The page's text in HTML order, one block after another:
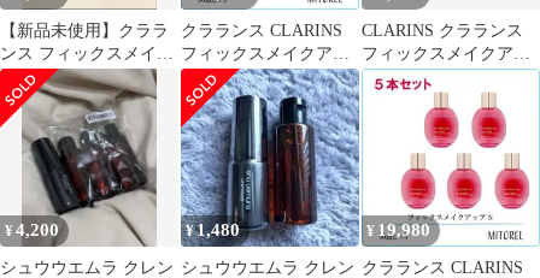
【新品未使用】クララ
ンス フィックスメイク
アップ N 50ml
クラランス CLARINS
フィックスメイクアッ
プ N 3個セット
50mL×3【ネコポス】
CLARINS クラランス
フィックスメイクアッ
プ N 50ml
¥4,200
シュウウエムラ クレン
¥1,480
シュウウエムラ クレン
¥ 19,980
クラランス CLARINS